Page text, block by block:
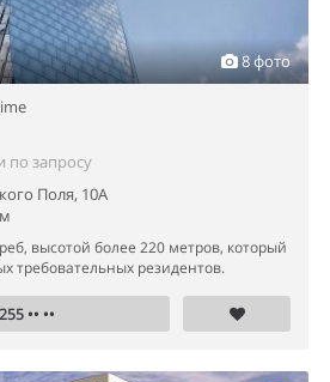
8 фото
по запросу
Поля, 10А
высотой более 220 метров, который
требовательных резидентов.
•• ••